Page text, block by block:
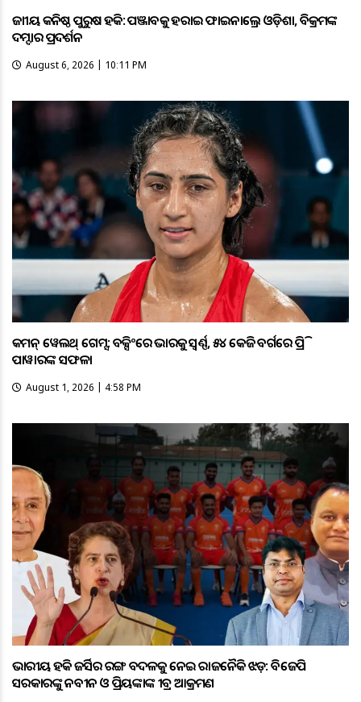
ଜାତୀୟ କନିଷ୍ଠ ପୁରୁଷ ହକି: ପଞ୍ଜାବକୁ ହରାଇ ଫାଇନାଲ୍ରେ ଓଡ଼ିଶା, ବିକ୍ରମଙ୍କ
ଦମ୍ଦାର ପ୍ରଦର୍ଶନ
August 6, 2026 | 10:11 PM
କମନ୍ ୱେଲଥ୍ ଗେମ୍ସ: ବକ୍ସିଂରେ ଭାରତକୁ ସ୍ବର୍ଣ୍ଣ, ୫୪ କେଜି ବର୍ଗରେ ପ୍ରିତି
ପାୱାରଙ୍କ ସଫଳତା
August 1, 2026 | 4:58 PM
ଭାରତୀୟ ହକି ଜର୍ସିର ରଙ୍ଗ ବଦଳକୁ ନେଇ ରାଜନୈତିକ ଝଡ଼: ବିଜେପି
ସରକାରଙ୍କୁ ନବୀନ ଓ ପ୍ରିୟଙ୍କାଙ୍କ ତୀବ୍ର ଆକ୍ରମଣ